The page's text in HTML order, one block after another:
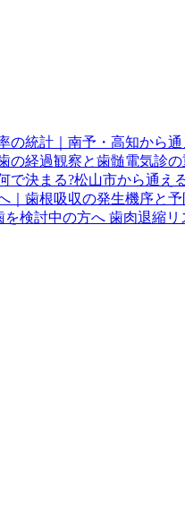
の統計｜南予・高知から
の経過観察と歯髄電気診
で決まる?松山市から通え
｜歯根吸収の発生機序と
検討中の方へ 歯肉退縮